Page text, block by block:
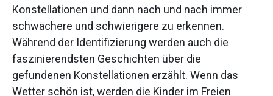
Konstellationen und dann nach und nach immer
schwächere und schwierigere zu erkennen.
Während der Identifizierung werden auch die
faszinierendsten Geschichten über die
gefundenen Konstellationen erzählt. Wenn das
Wetter schön ist, werden die Kinder im Freien